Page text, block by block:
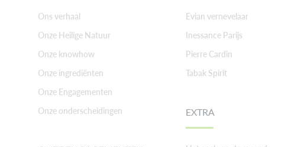
Ons verhaal
Onze Heilige Natuur
Onze knowhow
Onze ingrediënten
Onze Engagementen
Onze onderscheidingen
Evian vernevelaar
Inessance Parijs
Pierre Cardin
Tabak Spirit
EXTRA